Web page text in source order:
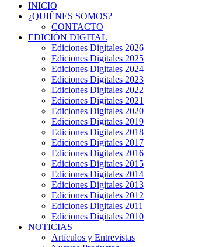
INICIO
¿QUIÉNES SOMOS?
CONTACTO
EDICIÓN DIGITAL
Ediciones Digitales 2026
Ediciones Digitales 2025
Ediciones Digitales 2024
Ediciones Digitales 2023
Ediciones Digitales 2022
Ediciones Digitales 2021
Ediciones Digitales 2020
Ediciones Digitales 2019
Ediciones Digitales 2018
Ediciones Digitales 2017
Ediciones Digitales 2016
Ediciones Digitales 2015
Ediciones Digitales 2014
Ediciones Digitales 2013
Ediciones Digitales 2012
Ediciones Digitales 2011
Ediciones Digitales 2010
NOTICIAS
Artículos y Entrevistas